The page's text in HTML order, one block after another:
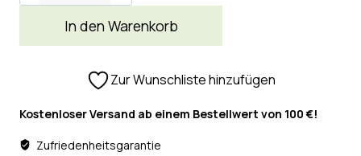
In den Warenkorb
Zur Wunschliste hinzufügen
Kostenloser Versand ab einem Bestellwert von 100 €!
Zufriedenheitsgarantie